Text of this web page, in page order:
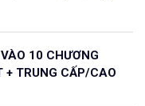
10 CHƯƠNG
+ TRUNG CẤP/CAO